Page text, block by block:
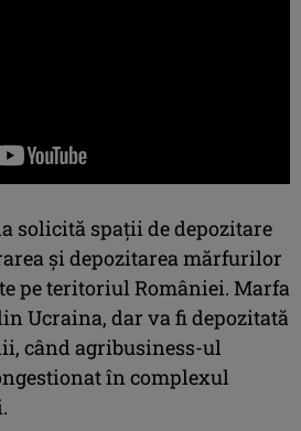
solicită spații de depozitare
și depozitarea mărfurilor
pe teritoriul României. Marfa
Ucraina, dar va fi depozitată
când agribusiness-ul
în complexul